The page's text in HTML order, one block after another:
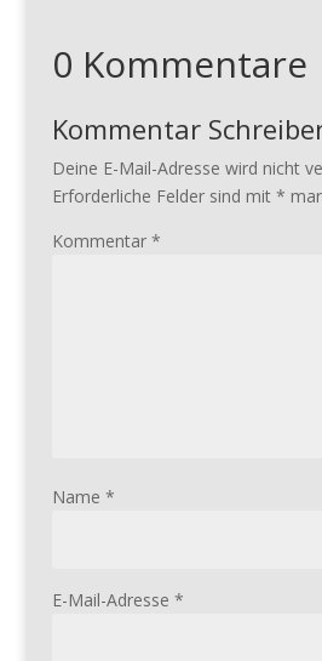
0 Kommentare
Kommentar
Deine E-Mail-Adresse wird nicht
Erforderliche Felder sind mit *
Kommentar *
Name *
E-Mail-Adresse *